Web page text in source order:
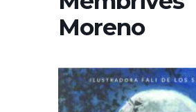
Moreno